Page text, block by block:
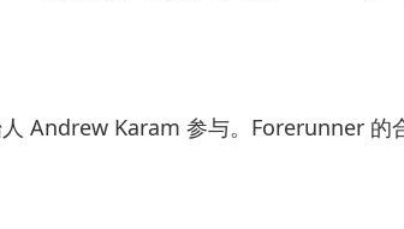
Andrew Karam 参与。Forerunner